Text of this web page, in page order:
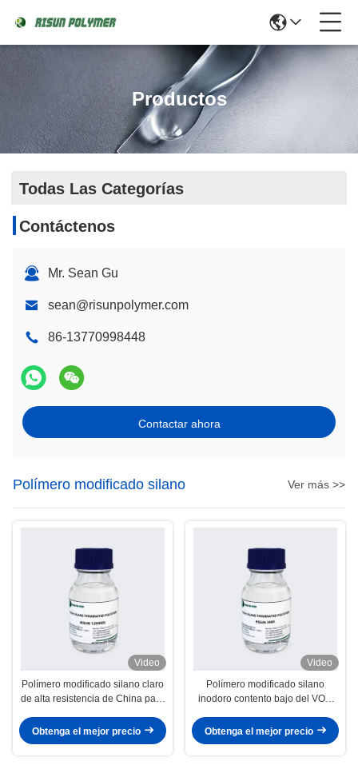
Productos
Todas Las Categorías
Contáctenos
Mr. Sean Gu
sean@risunpolymer.com
86-13770998448
Contactar ahora
Polímero modificado silano Ver más >>
Video
Polímero modificado silano claro
de alta resistencia de China para
automóvil
Obtenga el mejor precio
Video
Polímero modificado silano
inodoro contento bajo del VOC
resistencia industrial
Obtenga el mejor precio